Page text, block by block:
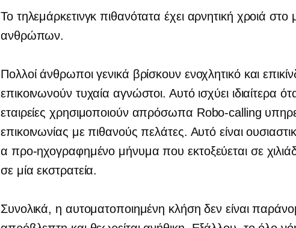
Το τηλεμάρκετινγκ πιθανότατα έχει αρνητική χροιά
ανθρώπων.
Πολλοί άνθρωποι γενικά βρίσκουν ενοχλητικό και
επικοινωνούν τυχαία αγνώστοι. Αυτό ισχύει ιδιαίτερα
εταιρείες χρησιμοποιούν απρόσωπα Robo-calling
επικοινωνίας με πιθανούς πελάτες. Αυτό είναι
α προ-ηχογραφημένο μήνυμα που εκτοξεύεται σε
σε μία εκστρατεία.
Συνολικά, η αυτοματοποιημένη κλήση δεν είναι